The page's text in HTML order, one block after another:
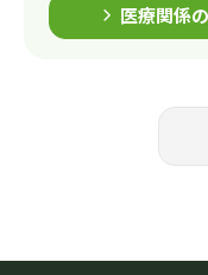
医療関係